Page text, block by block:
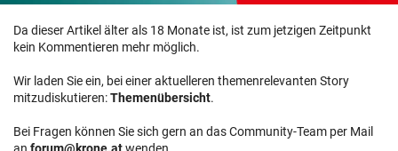
Da dieser Artikel älter als 18 Monate ist, ist zum jetzigen Zeitpunkt
kein Kommentieren mehr möglich.
Wir laden Sie ein, bei einer aktuelleren themenrelevanten Story
mitzudiskutieren:Themenübersicht.
Bei Fragen können Sie sich gern an das Community-Team per Mail
an forum@krone.atwenden.